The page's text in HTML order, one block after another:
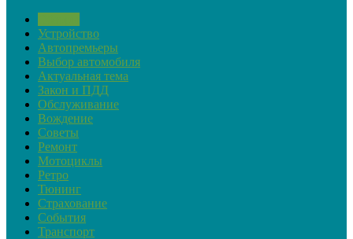
Устройство
Автопремьеры
Выбор автомобиля
Актуальная тема
Закон и ПДД
Обслуживание
Вождение
Советы
Ремонт
Мотоциклы
Ретро
Тюнинг
Страхование
События
Транспорт